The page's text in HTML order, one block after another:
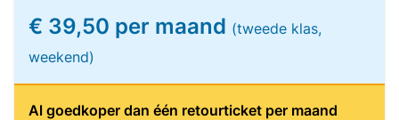
€ 39,50 per maand (tweede klas,
weekend)
Al goedkoper dan één retourticket per maand